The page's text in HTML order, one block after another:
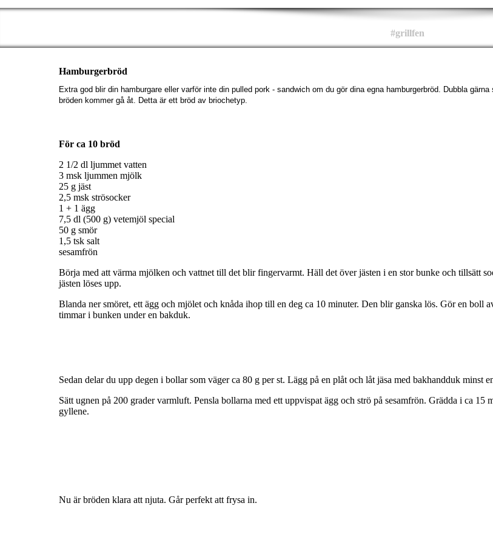
#grillfen
Hamburgerbröd
Extra god blir din hamburgare eller varför inte din pulled pork - sandwich om du gör dina egna hamburgerbröd. Dubbla
bröden kommer gå åt. Detta är ett bröd av briochetyp.
För ca 10 bröd
2 1/2 dl ljummet vatten
3 msk ljummen mjölk
25 g jäst
2,5 msk strösocker
1 + 1 ägg
7,5 dl (500 g) vetemjöl special
50 g smör
1,5 tsk salt
sesamfrön
Börja med att värma mjölken och vattnet till det blir fingervarmt. Häll det över jästen i en stor bunke och tillsätt
jästen löses upp.
Blanda ner smöret, ett ägg och mjölet och knåda ihop till en deg ca 10 minuter. Den blir ganska lös. Gör en boll
timmar i bunken under en bakduk.
Sedan delar du upp degen i bollar som väger ca 80 g per st. Lägg på en plåt och låt jäsa med bakhandduk minst
Sätt ugnen på 200 grader varmluft. Pensla bollarna med ett uppvispat ägg och strö på sesamfrön. Grädda i ca 15
gyllene.
Nu är bröden klara att njuta. Går perfekt att frysa in.